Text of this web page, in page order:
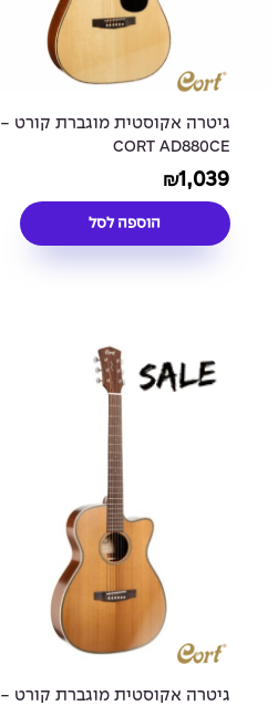
גיטרה אקוסטית מוגברת קורט -
CORT AD880CE
₪1,039
הוספה לסל
גיטרה אקוסטית מוגברת קורט -